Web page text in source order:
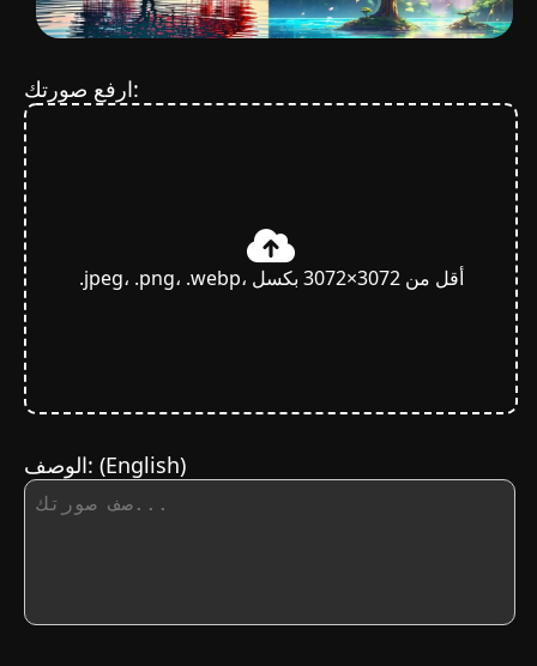
ارفع صورتك:
.jpeg، .png، .webp، أقل من 3072×3072 بكسل
الوصف: (English)